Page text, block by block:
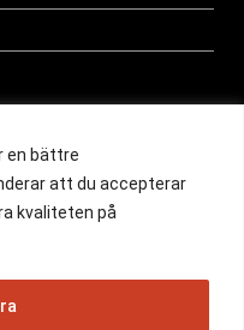
en bättre
att du accepterar
kvaliteten på